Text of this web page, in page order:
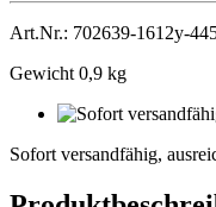
Art.Nr.: 702639-1612y-
Gewicht 0,9 kg
Sofort versandfähig,